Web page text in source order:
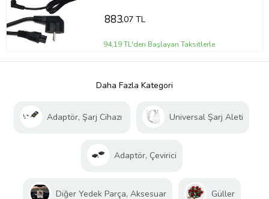
883,07 TL
94,19 TL'den Başlayan Taksitlerle
Daha Fazla Kategori
Adaptör, Şarj Cihazı Universal Şarj Aleti
Adaptör, Çevirici
Diğer Yedek Parça, Aksesuar Güller